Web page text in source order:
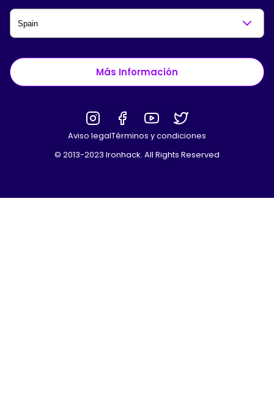
Más Información
Aviso legalTérminos y condiciones
© 2013-2023 Ironhack. All Rights Reserved